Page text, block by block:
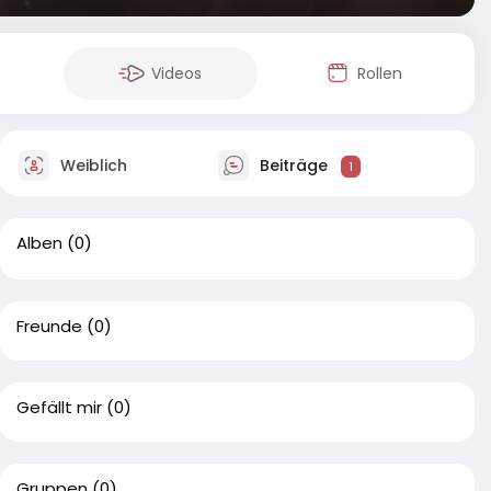
Videos Rollen
Weiblich Beiträge 1
Alben (0)
Freunde (0)
Gefällt mir (0)